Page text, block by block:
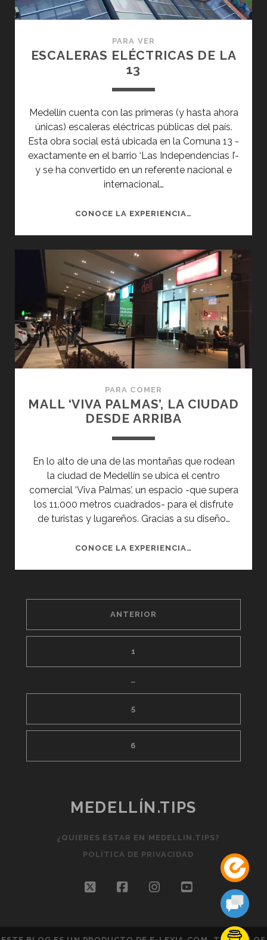
PARA VER
ESCALERAS ELÉCTRICAS DE LA
13
Medellín cuenta con las primeras (y hasta ahora
únicas) escaleras eléctricas públicas del país.
Esta obra social está ubicada en la Comuna 13 -
exactamente en el barrio ‘Las Independencias I’-
y se ha convertido en un referente nacional e
internacional…
CONOCE LA EXPERIENCIA…
LA
13
PARA COMER
MALL ‘VIVA PALMAS’, LA CIUDAD
DESDE ARRIBA
En lo alto de una de las montañas que rodean
la ciudad de Medellín se ubica el centro
comercial ‘Viva Palmas’, un espacio -que supera
los 11.000 metros cuadrados- para el disfrute
de turistas y lugareños. Gracias a su diseño…
CONOCE LA EXPERIENCIA…
ARRIBA
PAGINACIÓN
DE
ANTERIOR
1
…
5
6
MEDELLÍN.TIPS
¿QUIERES ESTAR EN MEDELLIN.TIPS?
POLÍTICA DE PRIVACIDAD
twitterfacebookinstagramyoutube